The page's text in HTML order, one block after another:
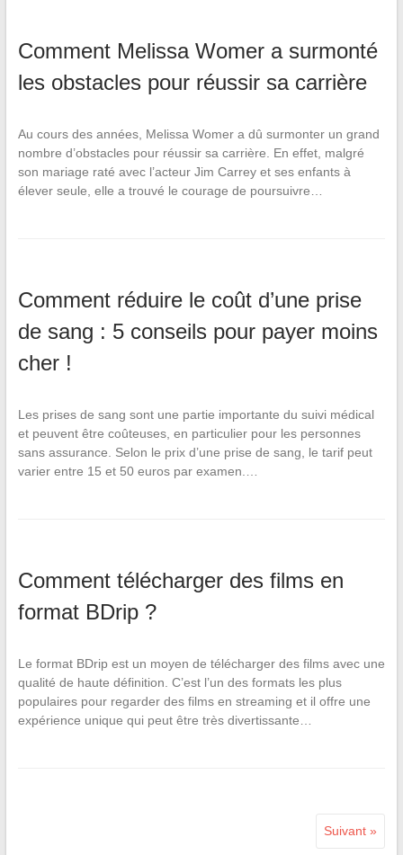
Comment Melissa Womer a surmonté
les obstacles pour réussir sa carrière
Au cours des années, Melissa Womer a dû surmonter un grand
nombre d’obstacles pour réussir sa carrière. En effet, malgré
son mariage raté avec l’acteur Jim Carrey et ses enfants à
élever seule, elle a trouvé le courage de poursuivre…
Comment réduire le coût d’une prise
de sang : 5 conseils pour payer moins
cher !
Les prises de sang sont une partie importante du suivi médical
et peuvent être coûteuses, en particulier pour les personnes
sans assurance. Selon le prix d’une prise de sang, le tarif peut
varier entre 15 et 50 euros par examen.…
Comment télécharger des films en
format BDrip ?
Le format BDrip est un moyen de télécharger des films avec une
qualité de haute définition. C’est l’un des formats les plus
populaires pour regarder des films en streaming et il offre une
expérience unique qui peut être très divertissante…
Suivant »